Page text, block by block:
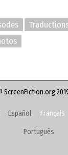
ScreenFiction.org
Español Français
Português